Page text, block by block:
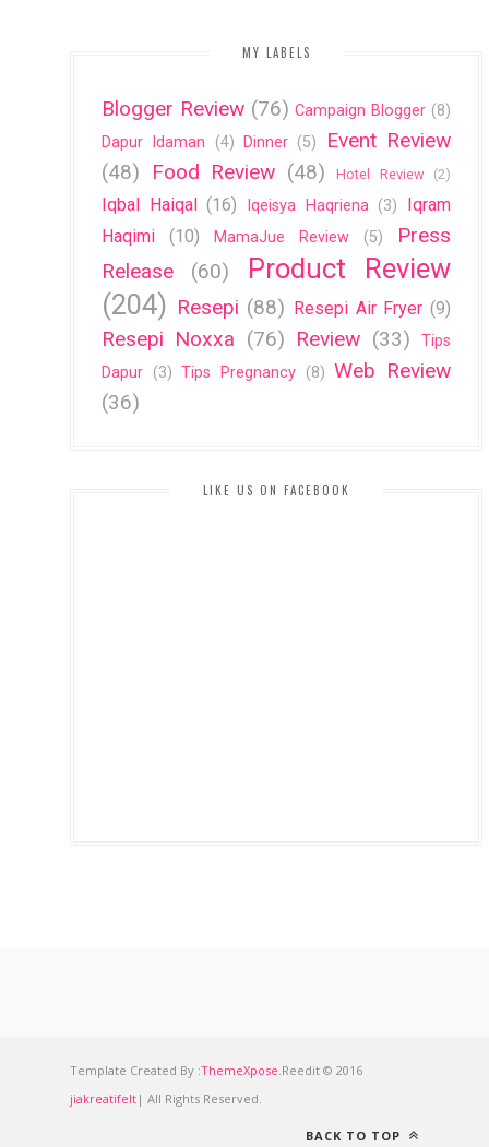
MY LABELS
Blogger Review (76) Campaign Blogger (8)
Dapur Idaman
(4) Dinner (5)
Event Review
(48)
Food Review (48) Hotel Review (2)
Iqbal Haiqal (16) Iqeisya Haqriena (3)
Iqram
Haqimi
(10) MamaJue Review (5)
Press
Release
(60)
Product Review
(204) Resepi (88) Resepi Air Fryer (9)
Resepi Noxxa (76) Review (33)
Tips
Dapur (3) Tips Pregnancy (8) Web Review
(36)
LIKE US ON FACEBOOK
Template Created By :ThemeXpose .Reedit © 2016
jiakreatifelt | All Rights Reserved.
BACK TO TOP